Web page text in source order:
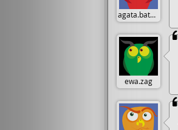
agata.batory
ewa.zag